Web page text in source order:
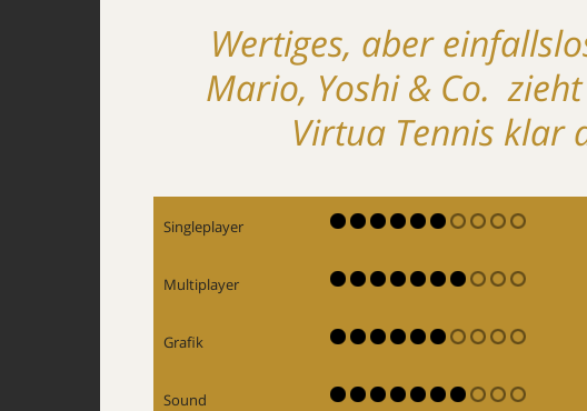
Wertiges, aber
Mario, Yoshi & Co. 
Virtua Tennis klar
Singleplayer
Multiplayer
Grafik
Sound